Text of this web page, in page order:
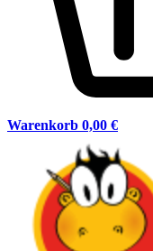
Warenkorb 0,00 €